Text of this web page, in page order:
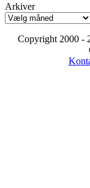
Arkiver
Copyright 2000 -